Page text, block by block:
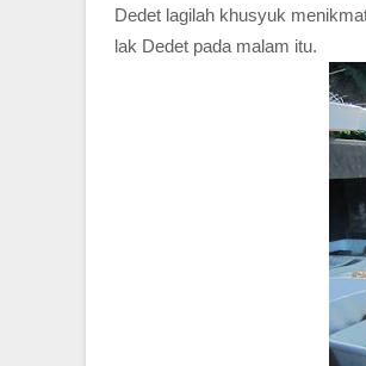
Dedet lagilah khusyuk
lak Dedet pada malam itu.